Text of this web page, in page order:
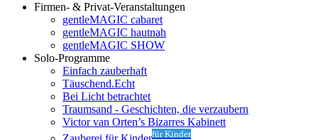
Firmen- & Privat-Veranstaltungen
gentleMAGIC cabaret
gentleMAGIC hautnah
gentleMAGIC SHOW
Solo-Programme
Einfach zauberhaft
Täuschend.Echt
Bei Licht betrachtet
Traumsand - Geschichten, die verzaubern
Victor van Orten’s Bizarres Kabinett
für Kinder